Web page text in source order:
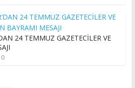
24 TEMMUZ GAZETECİLER VE
0